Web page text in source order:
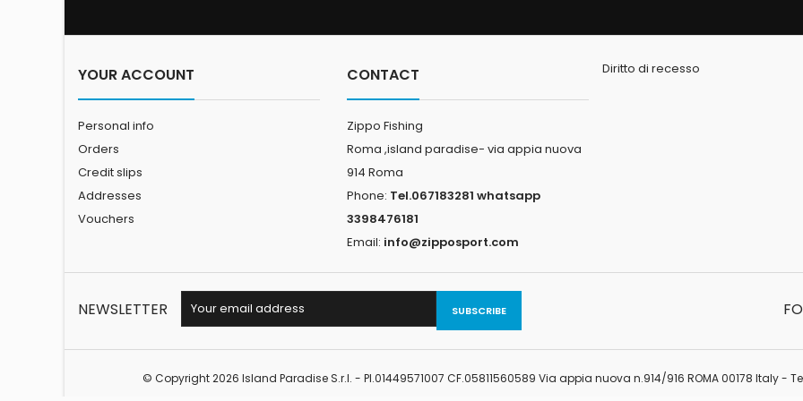
YOUR ACCOUNT
Personal info
Orders
Credit slips
Addresses
Vouchers
CONTACT
Zippo Fishing
Roma ,island paradise- via appia nuova
914 Roma
Phone: Tel.067183281 whatsapp
3398476181
Email: info@zipposport.com
Diritto di recesso
NEWSLETTER
© Copyright 2026 Island Paradise S.r.l. - PI.01449571007 CF.05811560589 Via appia nuova n.914/916 ROMA 00178 Italy -